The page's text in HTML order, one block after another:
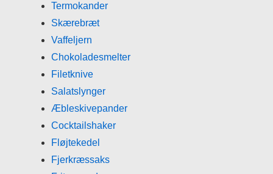
Termokander
Skærebræt
Vaffeljern
Chokoladesmelter
Filetknive
Salatslynger
Æbleskivepander
Cocktailshaker
Fløjtekedel
Fjerkræssaks